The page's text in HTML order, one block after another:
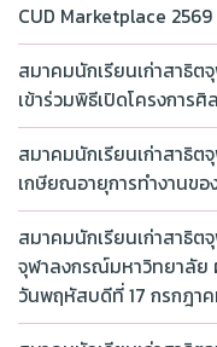
CUD Marketplace
สมาคมนักเรียนเก่าสาธิต
เข้าร่วมพิธีเปิดโครงการ
สมาคมนักเรียนเก่าสาธิต
เกษียณอายุการทำงานขอ
สมาคมนักเรียนเก่าสาธิต
จุฬาลงกรณ์มหาวิทยาลัย
วันพฤหัสบดีที่ 17 กรกฎา